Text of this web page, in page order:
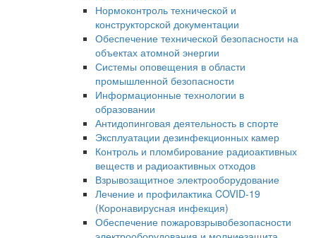
Нормоконтроль технической и
конструкторской документации
Обеспечение технической безопасности на
объектах атомной энергии
Системы оповещения в области
промышленной безопасности
Информационные технологии в
образовании
Антидопинговая деятельность в спорте
Эксплуатации дезинфекционных камер
Контроль и пломбирование радиоактивных
веществ и радиоактивных отходов
Взрывозащитное электрооборудование
Лечение и профилактика COVID-19
(Коронавирусная инфекция)
Обеспечение пожаровзрывобезопасности